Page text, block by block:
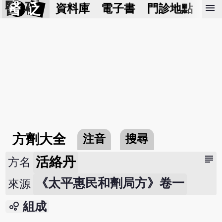
醫 砭 資料庫 電子書 門診地點 預
menu
方劑大全 注音 搜尋
subject
方名 活絡丹
來源 《太平惠民和劑局方》卷一
bubble_chart 組成